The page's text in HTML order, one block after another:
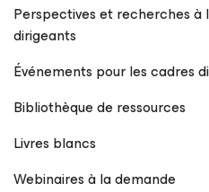
Perspectives et recherches à
dirigeants
Événements pour les cadres
Bibliothèque de ressources
Livres blancs
Webinaires à la demande